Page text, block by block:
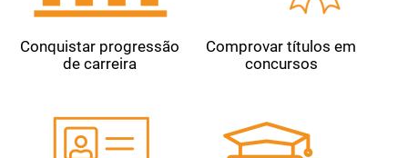
Conquistar progressão
de carreira
Comprovar títulos em
concursos